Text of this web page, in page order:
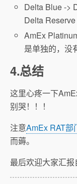
Delta Blue ->
Delta Reserve
AmEx
是单独的，没
4.总结
这里心疼一下
别哭！！！
注意AmEx RAT部
而薅。
最后欢迎大家汇报